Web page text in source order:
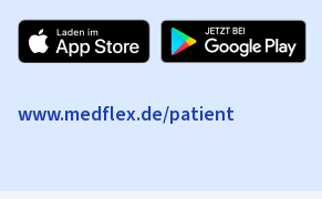
www.medflex.de/patient